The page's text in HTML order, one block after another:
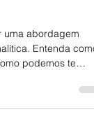
podem
abordagem
podemos te